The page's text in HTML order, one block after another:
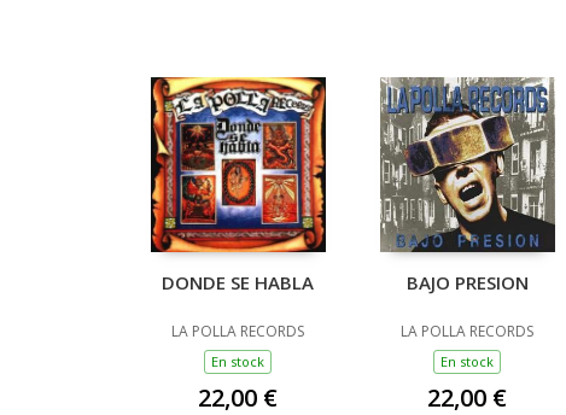
DONDE SE HABLA
LA POLLA RECORDS
En stock
22,00 €
BAJO PRESION
LA POLLA RECORDS
En stock
22,00 €